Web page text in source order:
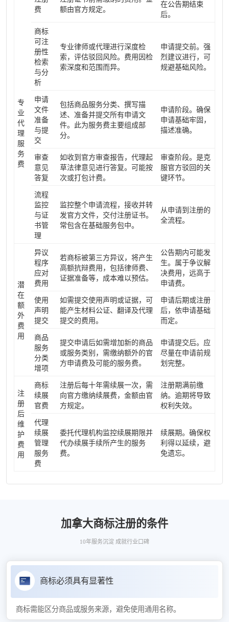
费
额由官方规定。
在公告期结束
后。
专
业
代
理
服
务
费
商标
可注
册性
检索
与分
析
专业律师或代理进行深度检
索，评估驳回风险。费用因检
索深度和范围而异。
申请提交前。强
烈建议进行，可
规避基础风险。
申请
文件
准备
与提
交
包括商品服务分类、撰写描
述、准备并提交所有申请文
件。此为服务费主要组成部
分。
申请阶段。确保
申请基础牢固，
描述准确。
审查
意见
答复
如收到官方审查报告，代理起
草法律意见进行答复。可能按
次或打包计费。
审查阶段。是克
服官方驳回的关
键环节。
流程
监控
与证
书管
理
监控整个申请流程，接收并转
发官方文件，交付注册证书。
常包含在基础服务包中。
从申请到注册的
全流程。
潜
在
额
外
费
用
异议
程序
应对
费用
若商标被第三方异议，将产生
高额抗辩费用，包括律师费、
证据准备等，成本难以预估。
公告期内可能发
生。属于争议解
决费用，远高于
申请费。
使用
声明
提交
如需提交使用声明或证据，可
能产生材料公证、翻译及代理
提交的费用。
申请后期或注册
后，依申请基础
而定。
商品
服务
分类
增项
提交申请后如需增加新的商品
或服务类别，需缴纳额外的官
方申请费及可能的服务费。
申请提交后。应
尽量在申请前规
划完整。
注
册
后
维
护
费
用
商标
续展
官费
注册后每十年需续展一次，需
向官方缴纳续展费，金额由官
方规定。
注册期满前缴
纳。逾期将导致
权利失效。
代理
续展
管理
服务
费
委托代理机构监控续展期限并
代办续展手续所产生的服务
费。
续展期。确保权
利得以延续，避
免遗忘。
加拿大商标注册的条件
10年服务沉淀 成就行业口碑
商标必须具有显著性
商标需能区分商品或服务来源，避免使用通用名称。